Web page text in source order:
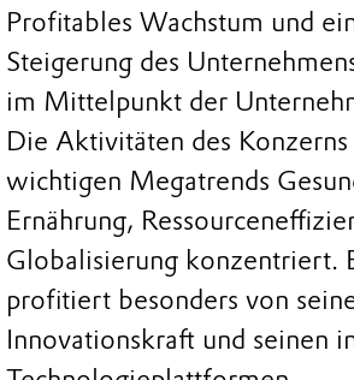
Profitables Wachstum und
Steigerung des
im Mittelpunkt der
Die Aktivitäten des
wichtigen Megatrends
Ernährung,
Globalisierung konzentriert.
profitiert besonders von
Innovationskraft und seinen